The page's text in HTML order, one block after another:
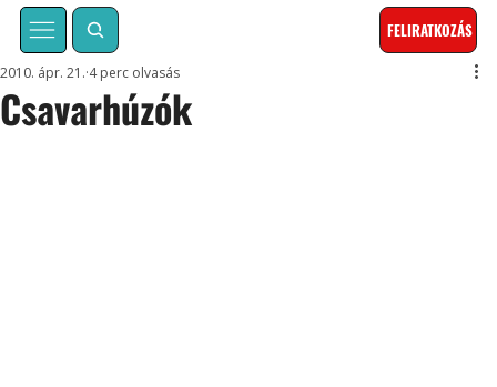
FELIRATKOZÁS
Csavarhúzók
2010. ápr. 21. 4 perc olvasás